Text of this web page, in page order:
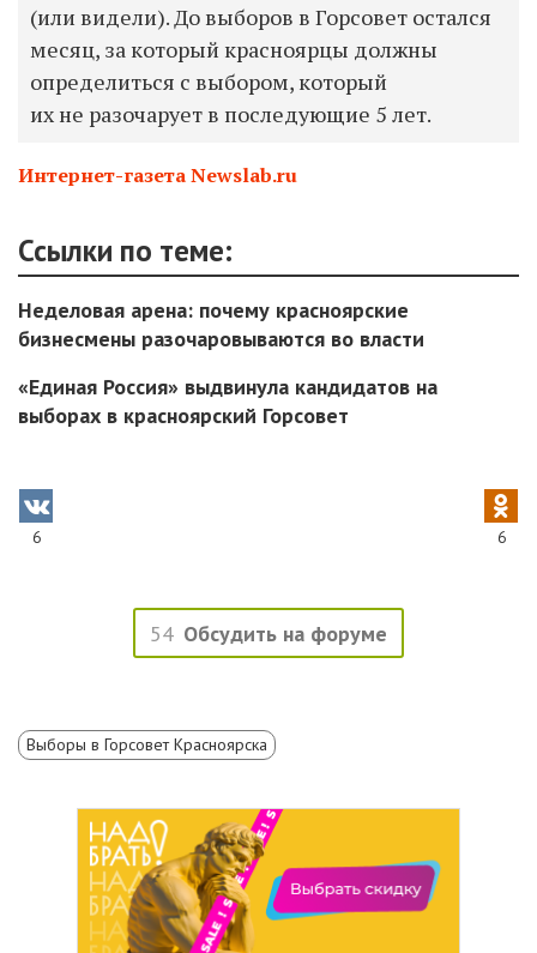
(или видели). До выборов в Горсовет остался
месяц, за который красноярцы должны
определиться с выбором, который
их не разочарует в последующие 5 лет.
Интернет-газета Newslab.ru
Ссылки по теме:
Неделовая арена: почему красноярские
бизнесмены разочаровываются во власти
«Единая Россия» выдвинула кандидатов на
выборах в красноярский Горсовет
6 6
54 Обсудить на форуме
Выборы в Горсовет Красноярска